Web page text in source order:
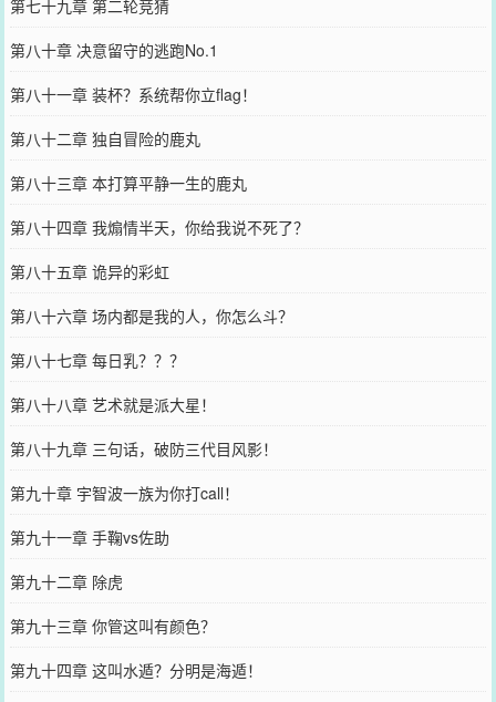
第七十九章 第二轮竞猜
第八十章 决意留守的逃跑No.1
第八十一章 装杯？系统帮你立flag！
第八十二章 独自冒险的鹿丸
第八十三章 本打算平静一生的鹿丸
第八十四章 我煽情半天，你给我说不死了？
第八十五章 诡异的彩虹
第八十六章 场内都是我的人，你怎么斗？
第八十七章 每日乳？？？
第八十八章 艺术就是派大星！
第八十九章 三句话，破防三代目风影！
第九十章 宇智波一族为你打call！
第九十一章 手鞠vs佐助
第九十二章 除虎
第九十三章 你管这叫有颜色？
第九十四章 这叫水遁？分明是海遁！